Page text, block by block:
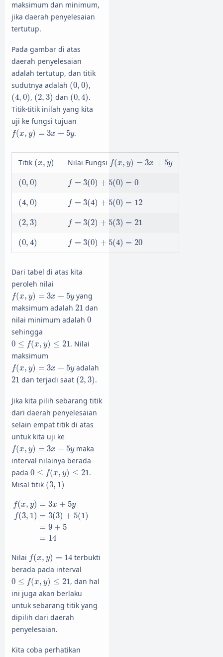
maksimum dan minimum,
jika daerah penyelesaian
tertutup.
Pada gambar di atas
daerah penyelesaian
adalah tertutup, dan titik
sudutnya adalah (0, 0)
(0 0) ,
(4, 0)
(4 0) , (2, 3)
(2, 3) dan (0,4)
(0, 4).
Titik-titik inilah yang kita
uji ke fungsi tujuan
f(x, y) = 3x + 5y
f(x, )= x+5 .
Titik (x, y)
(x, y) Nilai Fungsi f(x, y) = 3x + 5y
f(x, )= +5
(0, 0)
(0 0) f = 3(0) + 5(0) = 0
f= 0)+5 0 )=0
(4, 0)
(4 0) f = 3(4) + 5(0) = 12
f= 4)+5 0 )=12
(2, 3)
(2 3) f = 3(2) + 5(3) = 21
f= 2)+5 3 )=21
(0, 4)
(0 4) f = 3(0) + 5(4) = 20
f= 0)+5 4 )=20
Dari tabel di atas kita
peroleh nilai
f(x, y) = 3x + 5y
f(x, )= +5
yang
maksimum adalah 21
21 dan
nilai minimum adalah 0
0
sehingga
0 ≤ f(x, y) ≤ 21
0 ≤f x,y ≤21
. Nilai
maksimum
f(x, y) = 3x + 5y
f(x, )= +5 adalah
21
21 dan terjadi saat (2, 3)
(2 3) .
Jika kita pilih sebarang titik
dari daerah penyelesaian
selain empat titik di atas
untuk kita uji ke
f(x, y) = 3x + 5y
f(x, )= +5
maka
interval nilainya berada
pada 0 ≤ f(x, y) ≤ 21
0 ≤f x,y) ≤21
.
Misal titik (3, 1)
(3 1)
f(x, y) = 3x + 5y
f(3, 1) = 3(3) + 5(1)
= 9 + 5
= 14
(x =3 +5 f 3,
Nilai f(x, y) = 14
f(x, )=
terbukti
berada pada interval
0 ≤ f(x, y) ≤ 21
0 ≤f x,y ≤21
, dan hal
ini juga akan berlaku
untuk sebarang titik yang
dipilih dari daerah
penyelesaian.
Kita coba perhatikan